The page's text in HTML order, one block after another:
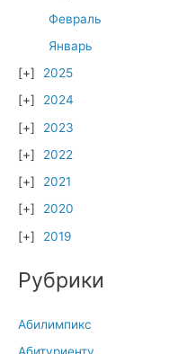
Февраль
Январь
2025
2024
2023
2022
2021
2020
2019
Рубрики
Абилимпикс
Абитуриенту